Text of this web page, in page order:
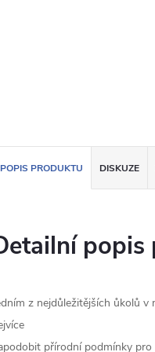
POPIS PRODUKTU DISKUZE
popis
z nejdůležitějších ůkolů v
přírodní podmínky